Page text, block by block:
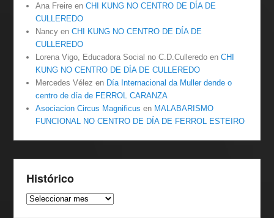
Ana Freire enCHI KUNG NO CENTRO DE DÍA DE
CULLEREDO
Nancy enCHI KUNG NO CENTRO DE DÍA DE
CULLEREDO
Lorena Vigo, Educadora Social no C.D.Culleredo enCHI
KUNG NO CENTRO DE DÍA DE CULLEREDO
Mercedes Vélez en Día Internacional da Muller dende o
centro de día de FERROL CARANZA
Asociacion Circus Magnificus en MALABARISMO
FUNCIONAL NO CENTRO DE DÍA DE FERROL ESTEIRO
Histórico
Histórico